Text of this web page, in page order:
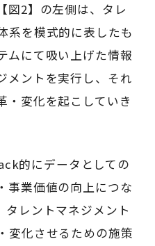
図2】の左側は、タレ
系を模式的に表したも
ムにて吸い上げた情報
メントを実行し、それ
・変化を起こしていき
的にデータとしての
事業価値の向上につな
タレントマネジメント
変化させるための施策